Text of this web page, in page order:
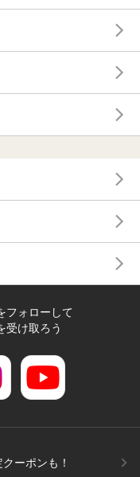
フォローして
受け取ろう
ーポンも！